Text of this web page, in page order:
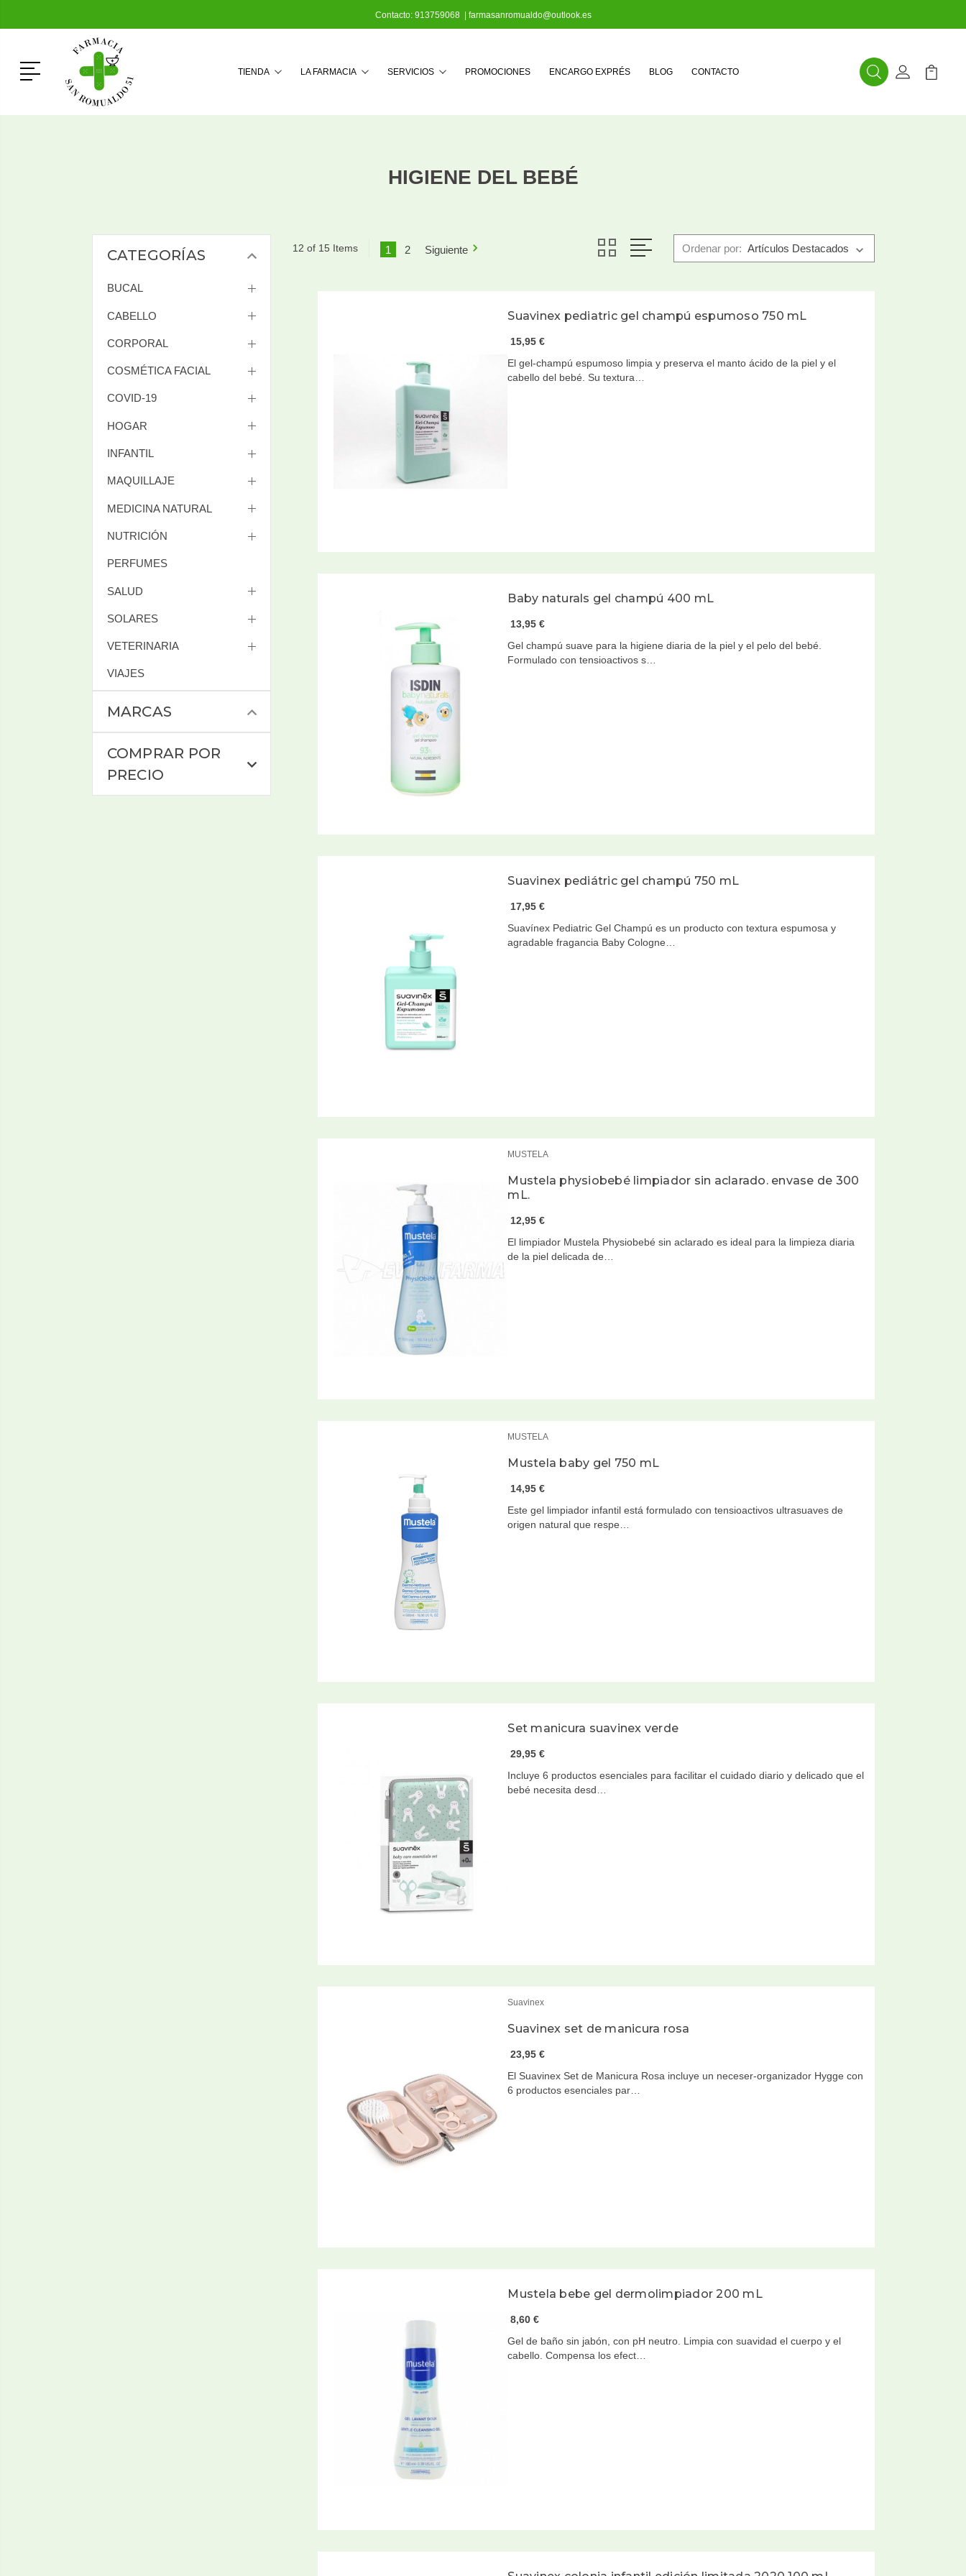
Contacto: 913759068| farmasanromualdo@outlook.es
Menú TIENDA LA FARMACIA SERVICIOS PROMOCIONES ENCARGO EXPRÉS BLOG CONTACTO BuscarMi Cuenta
Mi
HIGIENE DEL BEBÉ
CATEGORÍAS
BUCAL
CABELLO
CORPORAL
COSMÉTICA FACIAL
COVID-19
HOGAR
INFANTIL
MAQUILLAJE
MEDICINA NATURAL
NUTRICIÓN
PERFUMES
SALUD
SOLARES
VETERINARIA
VIAJES
MARCAS
COMPRAR POR
PRECIO
12 of 15 Items 1 2 Siguiente Ordenar por:
Suavinex pediatric gel champú espumoso 750 mL
15,95 €
El gel-champú espumoso limpia y preserva el manto ácido de la piel y el
cabello del bebé. Su textura…
Baby naturals gel champú 400 mL
13,95 €
Gel champú suave para la higiene diaria de la piel y el pelo del bebé.
Formulado con tensioactivos s…
Suavinex pediátric gel champú 750 mL
17,95 €
Suavínex Pediatric Gel Champú es un producto con textura espumosa y
agradable fragancia Baby Cologne…
MUSTELA
Mustela physiobebé limpiador sin aclarado. envase de 300
mL.
12,95 €
El limpiador Mustela Physiobebé sin aclarado es ideal para la limpieza diaria
de la piel delicada de…
MUSTELA
Mustela baby gel 750 mL
14,95 €
Este gel limpiador infantil está formulado con tensioactivos ultrasuaves de
origen natural que respe…
Set manicura suavinex verde
29,95 €
Incluye 6 productos esenciales para facilitar el cuidado diario y delicado que el
bebé necesita desd…
Suavinex
Suavinex set de manicura rosa
23,95 €
El Suavinex Set de Manicura Rosa incluye un neceser-organizador Hygge con
6 productos esenciales par…
Mustela bebe gel dermolimpiador 200 mL
8,60 €
Gel de baño sin jabón, con pH neutro. Limpia con suavidad el cuerpo y el
cabello. Compensa los efect…